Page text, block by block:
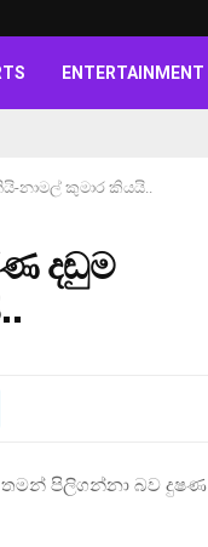
ENTERTAINMENT
නාමල් කුමාර කියයි..
දඬුම
තමන් පිලිගන්නා බව දුෂණ